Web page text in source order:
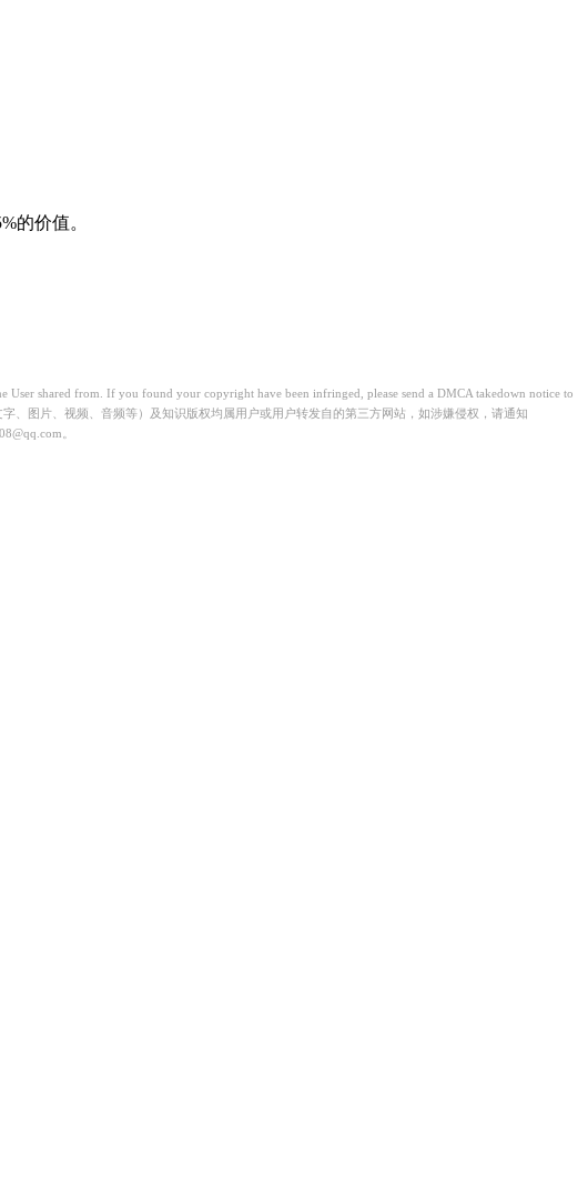
的价值。
shared from. If you found your copyright have been infringed, please send a DMCA takedown notice to
、图片、视频、音频等）及知识版权均属用户或用户转发自的第三方网站，如涉嫌侵权，请通知
。